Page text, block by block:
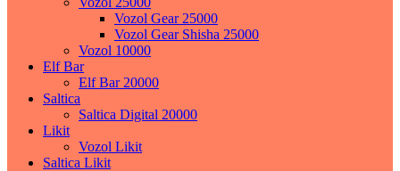
Vozol Gear 25000
Vozol Gear Shisha 25000
Vozol 10000
Elf Bar
Elf Bar 20000
Saltica
Saltica Digital 20000
Likit
Vozol Likit
Saltica Likit